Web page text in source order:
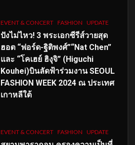
EVENT & CONCERT FASHION UPDATE
ปังไม่ไหว! 3 พระเอกซีรีส์วายสุด
ฮอต “ฟอร์ด-ฐิติพงศ์”“Nat Chen”
และ “โคเฮย์ ฮิงุจิ” (Higuchi
Kouhei)บินลัดฟ้าร่วมงาน SEOUL
FASHION WEEK 2024 ณ ประเทศ
เกาหลีใต้
EVENT & CONCERT FASHION UPDATE